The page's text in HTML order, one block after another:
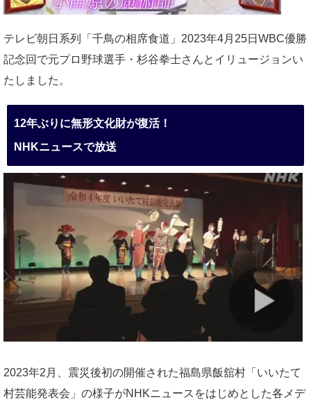
テレビ朝日系列「千鳥の相席食道」2023年4月25日WBC優勝
記念回で元プロ野球選手・杉谷拳士さんとイリュージョンい
たしました。
12年ぶりに無形文化財が復活！
NHKニュースで放送
2023年2月、震災後初の開催された福島県飯舘村「いいたて
村芸能発表会」の様子がNHKニュースをはじめとした各メデ